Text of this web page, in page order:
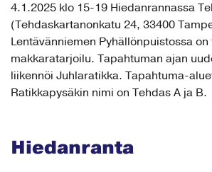
4.1.2025 klo 15-19 Hiedanrannassa
(Tehdaskartanonkatu 24, 33400
Lentävänniemen Pyhällönpuistossa
makkaratarjoilu. Tapahtuman ajan
liikennöi Juhlaratikka. Tapahtuma-
Ratikkapysäkin nimi on Tehdas A ja B.
Hiedanranta